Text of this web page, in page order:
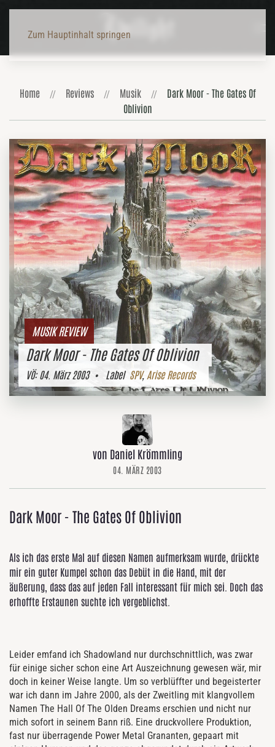
Zum Hauptinhalt springen
Home Reviews Musik
Dark Moor - The Gates Of
Oblivion
MUSIK REVIEW
Dark Moor - The Gates Of Oblivion
VÖ:04. März 2003• Label SPV, Arise Records
von Daniel Krömmling
04. MÄRZ 2003
Dark Moor - The Gates Of Oblivion
Als ich das erste Mal auf diesen Namen aufmerksam wurde, drückte
mir ein guter Kumpel schon das Debüt in die Hand, mit der
äußerung, dass das auf jeden Fall interessant für mich sei. Doch das
erhoffte Erstaunen suchte ich vergeblichst.
Leider emfand ich Shadowland nur durchschnittlich, was zwar
für einige sicher schon eine Art Auszeichnung gewesen wär, mir
doch in keiner Weise langte. Um so verblüffter und begeisterter
war ich dann im Jahre 2000, als der Zweitling mit klangvollem
Namen The Hall Of The Olden Dreams erschien und nicht nur
mich sofort in seinem Bann riß. Eine druckvollere Produktion,
fast nur überragende Power Metal Grananten, gepaart mit